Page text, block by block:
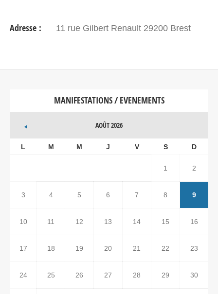
Adresse : 11 rue Gilbert Renault 29200 Brest
MANIFESTATIONS / EVENEMENTS
AOÛT 2026
L M M J V S D
1 2
3 4 5 6 7 8 9
10 11 12 13 14 15 16
17 18 19 20 21 22 23
24 25 26 27 28 29 30